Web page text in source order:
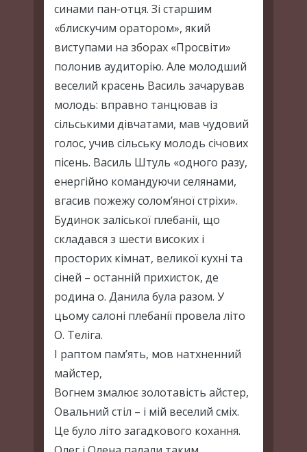
синами пан-отця. Зі старшим
«блискучим оратором», який
виступами на зборах «Просвіти»
полонив аудиторію. Але молодший
веселий красень Василь зачарував
молодь: вправно танцював із
сільськими дівчатами, мав чудовий
голос, учив сільську молодь січових
пісень. Василь Штуль «одного разу,
енергійно командуючи селянами,
вгасив пожежу солом’яної стріхи».
Будинок заліської плебанії, що
складався з шести високих і
просторих кімнат, великої кухні та
сіней – останній прихисток, де
родина о. Данила була разом. У
цьому салоні плебанії провела літо
О. Теліга.
І раптом пам’ять, мов натхненний
майстер,
Вогнем змалює золотавість айстер,
Овальний стіл – і мій веселий сміх.
Це було літо загадкового кохання.